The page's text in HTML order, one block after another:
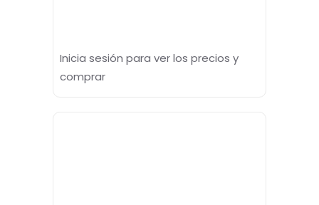
Inicia sesión para ver los precios y
comprar